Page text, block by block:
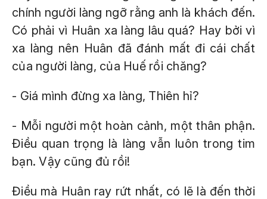
chính người làng ngỡ rằng anh là khách đến.
Có phải vì Huân xa làng lâu quá? Hay bởi vì
xa làng nên Huân đã đánh mất đi cái chất
của người làng, của Huế rồi chăng?
- Giá mình đừng xa làng, Thiên hỉ?
- Mỗi người một hoàn cảnh, một thân phận.
Điều quan trọng là làng vẫn luôn trong tim
bạn. Vậy cũng đủ rồi!
Điều mà Huân ray rứt nhất, có lẽ là đến thời